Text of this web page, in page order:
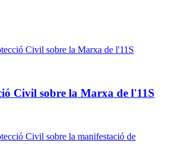
Civil sobre la Marxa de l'11S